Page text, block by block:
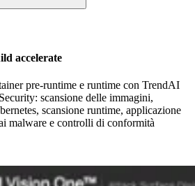
accelerate
pre-runtime e runtime con TrendAI
scansione delle immagini,
scansione runtime, applicazione
malware e controlli di conformità